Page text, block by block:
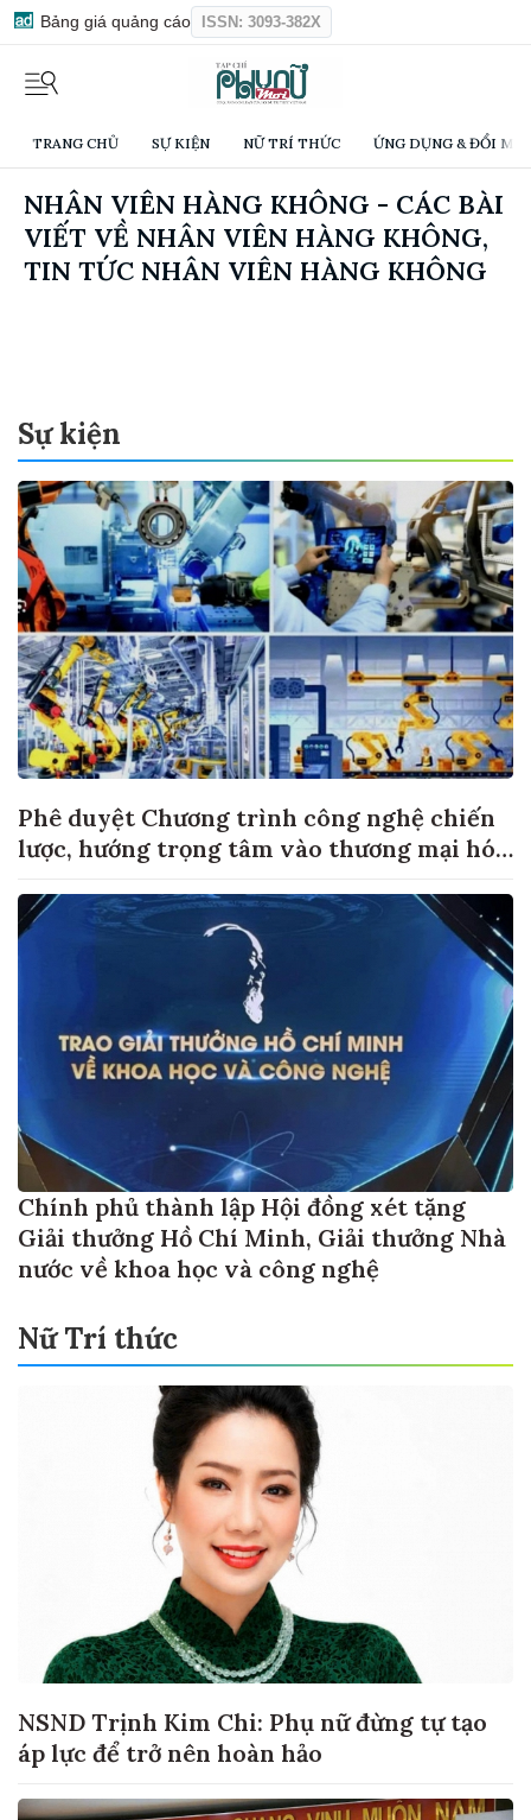
Bảng giá quảng cáo ISSN: 3093-382X
TRANG CHỦ SỰ KIỆN NỮ TRÍ THỨC ỨNG DỤNG & ĐỔI
NHÂN VIÊN HÀNG KHÔNG - CÁC BÀI
VIẾT VỀ NHÂN VIÊN HÀNG KHÔNG,
TIN TỨC NHÂN VIÊN HÀNG KHÔNG
Sự kiện
Phê duyệt Chương trình công nghệ chiến
lược, hướng trọng tâm vào thương mại hóa
Chính phủ thành lập Hội đồng xét tặng
Giải thưởng Hồ Chí Minh, Giải thưởng Nhà
nước về khoa học và công nghệ
Nữ Trí thức
NSND Trịnh Kim Chi: Phụ nữ đừng tự tạo
áp lực để trở nên hoàn hảo